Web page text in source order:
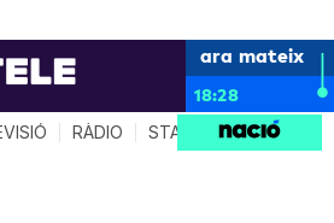
ara mateix
18:28
RÀDIO STAR SYSTEM